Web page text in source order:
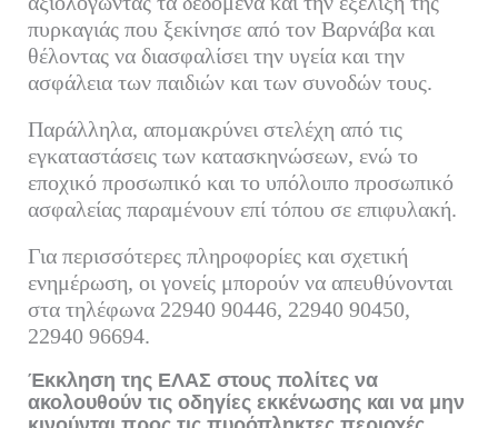
πυρκαγιάς που ξεκίνησε από τον Βαρνάβα και
θέλοντας να διασφαλίσει την υγεία και την
ασφάλεια των παιδιών και των συνοδών τους.
Παράλληλα, απομακρύνει στελέχη από τις
εγκαταστάσεις των κατασκηνώσεων, ενώ το
εποχικό προσωπικό και το υπόλοιπο προσωπικό
ασφαλείας παραμένουν επί τόπου σε επιφυλακή.
Για περισσότερες πληροφορίες και σχετική
ενημέρωση, οι γονείς μπορούν να απευθύνονται
στα τηλέφωνα 22940 90446, 22940 90450,
22940 96694.
Έκκληση της ΕΛΑΣ στους πολίτες να
ακολουθούν τις οδηγίες εκκένωσης και να μην